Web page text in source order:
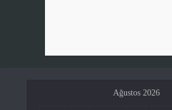
Ağustos 2026